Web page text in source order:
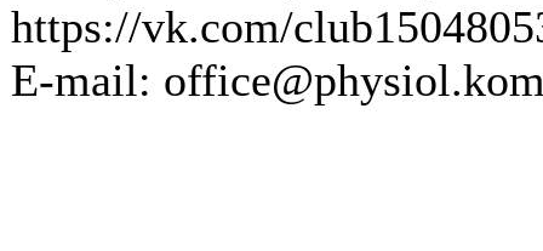
https://vk.com/
E-mail: